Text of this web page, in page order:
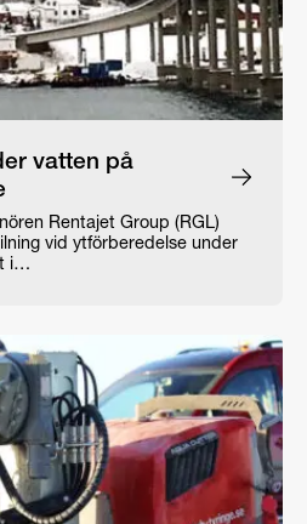
vatten på
Rentajet Group (RGL)
vid ytförberedelse under
i…